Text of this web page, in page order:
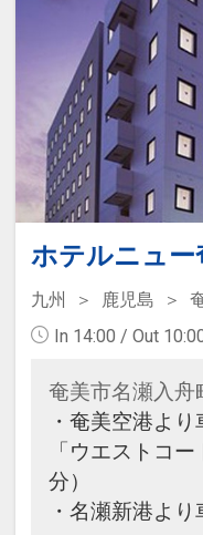
ホテルニュー
九州 鹿児島
In 14:00 / Out
奄美市名瀬入舟
・奄美空港よ
「ウエストコ
分）
・名瀬新港よ